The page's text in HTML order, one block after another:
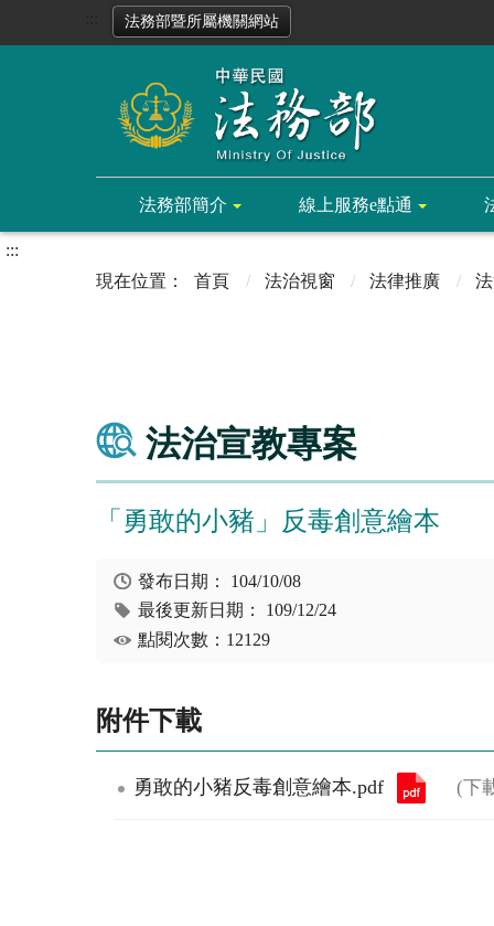
法務部暨所屬機關網站
法務部簡介 線上服務e點通
:::
首頁
法治視窗 法律推廣
法治宣教專案
「勇敢的小豬」反毒創意繪本
發布日期： 104/10/08
最後更新日期： 109/12/24
點閱次數：12129
附件下載
勇敢的小豬反毒創意繪本.pdf (下